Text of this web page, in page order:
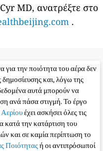
MD, ανατρέξτε στο
.
για την ποιότητα του αέρα δεν
δημοσίευσης και, λόγω της
αυτά μπορούν να
ανά πάσα στιγμή. Το έργο
έχει ασκήσει όλες τις
κατά την κατάρτιση του
και σε καμία περίπτωση το
Ποιότηταςή οι αντιπρόσωποί